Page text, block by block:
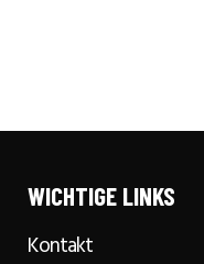
WICHTIGE LINKS
Kontakt